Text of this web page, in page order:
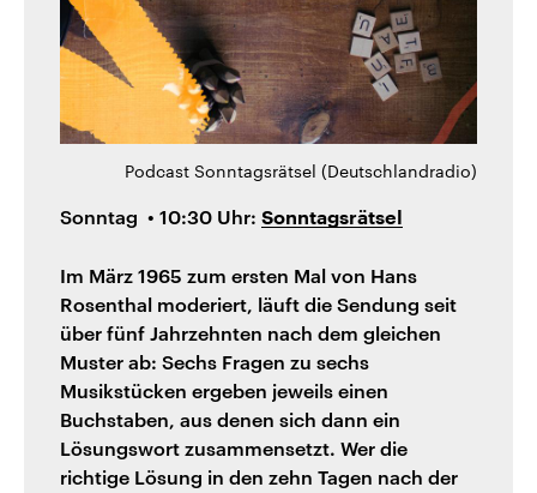
Podcast Sonntagsrätsel (Deutschlandradio)
Sonntag • 10:30 Uhr: Sonntagsrätsel
Im März 1965 zum ersten Mal von Hans
Rosenthal moderiert, läuft die Sendung seit
über fünf Jahrzehnten nach dem gleichen
Muster ab: Sechs Fragen zu sechs
Musikstücken ergeben jeweils einen
Buchstaben, aus denen sich dann ein
Lösungswort zusammensetzt. Wer die
richtige Lösung in den zehn Tagen nach der